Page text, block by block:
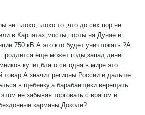
не плохо,плохо то ,что до сих пор не
в Карпатах,мосты,порты на Дунае и
750 кВ.А это кто будет уничтожать ?А
еще может годы,запад денег
купит,благо сегодня в мире это
значит регионы России и дальше
в щебенку,а барабанщики верещать
не забывая торговать с врагом и
карманы,Доколе?